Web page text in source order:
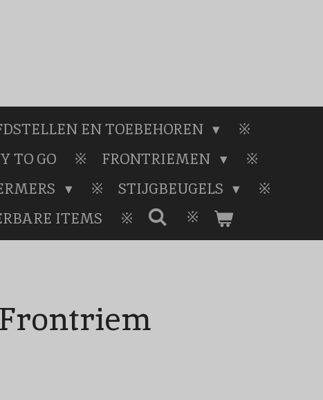
EN TOEBEHOREN
TO GO
FRONTRIEMEN
STIJGBEUGELS
ITEMS